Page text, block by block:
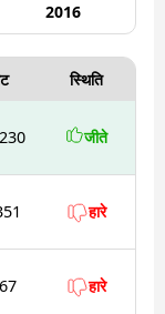
2016
स्थिति
जीते
हारे
हारे